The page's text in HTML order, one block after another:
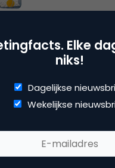
Marketingfacts
Durk Bosma
Online casino’s
Elke
niks!
Dagelijkse
Wekelijkse